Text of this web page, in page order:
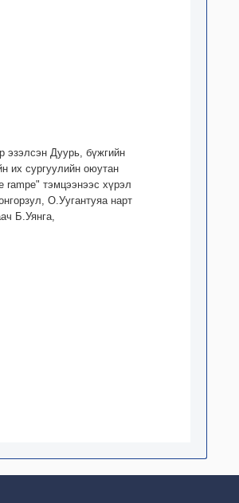
эзэлсэн Дуурь, бүжгийн
их сургуулийн оюутан
rampe" тэмцээнээс хүрэл
О.Уугантуяа нарт
Б.Уянга,